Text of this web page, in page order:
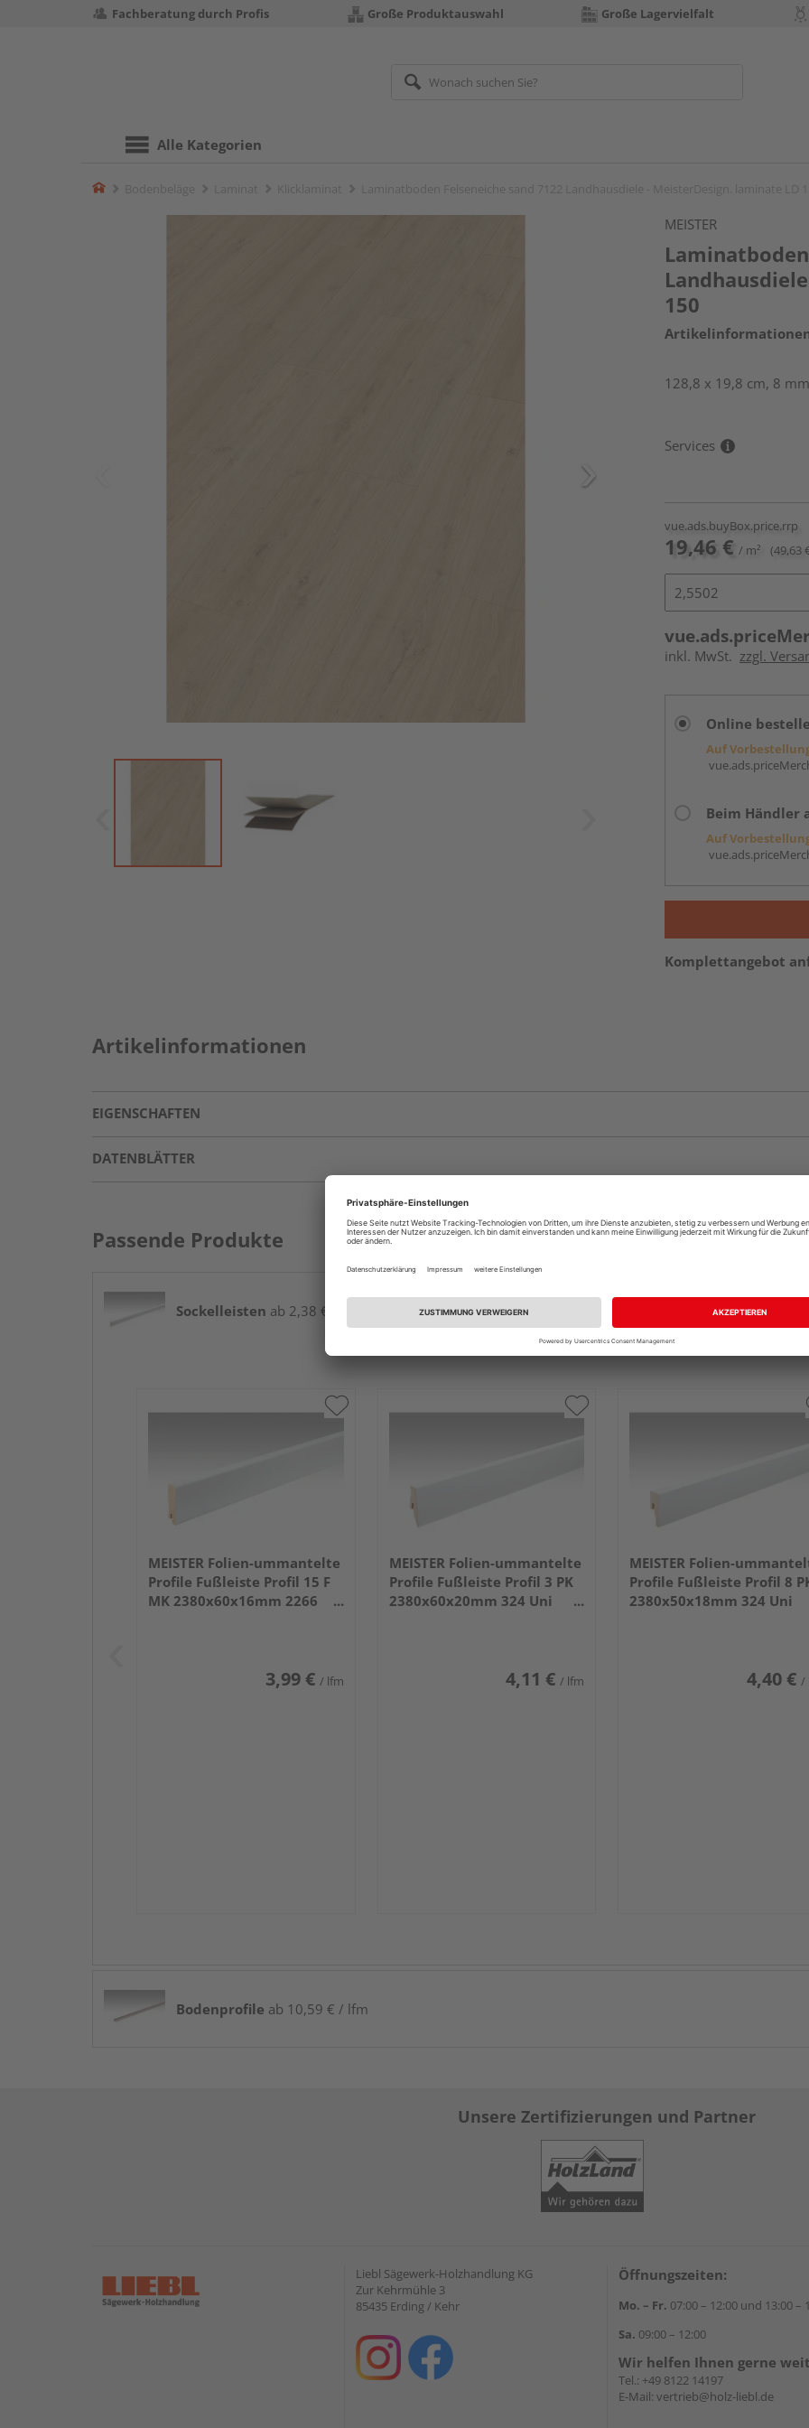
Fachberatung durch Profis Große Produktauswahl Große Lagervielfalt
Alle Kategorien
Home
MEISTER
150
128,8 x 19,8 cm, 8
Services
vue.ads.buyBox.price.rrp
19,46 € / m² (49,63
inkl. MwSt. zzgl.
Online
Auf
Beim Händler
Auf
Komplettangebot
Artikelinformationen
EIGENSCHAFTEN
DATENBLÄTTER
Passende Produkte
Sockelleisten ab 2,38 € / lfm
MEISTER Folien-ummantelte
Profile Fußleiste Profil 15 F
MK 2380x60x16mm 2266
3,99 € / lfm
MEISTER Folien-ummantelte
Profile Fußleiste Profil 3 PK
2380x60x20mm 324 Uni
4,11 € / lfm
MEISTER Folien-
Profile Fußleiste Profil 8
2380x50x18mm 324 Uni
4,40 € /
Bodenprofile ab 10,59 € / lfm
Unsere Zertifizierungen und Partner
Liebl Sägewerk-Holzhandlung KG
Zur Kehrmühle 3
85435 Erding / Kehr
Öffnungszeiten:
Mo. – Fr. 07:00 – 12:00 und 13:00 –
Sa. 09:00 – 12:00
Wir helfen Ihnen gerne
Tel.: +49 8122 14197
E-Mail: vertrieb@holz-liebl.de